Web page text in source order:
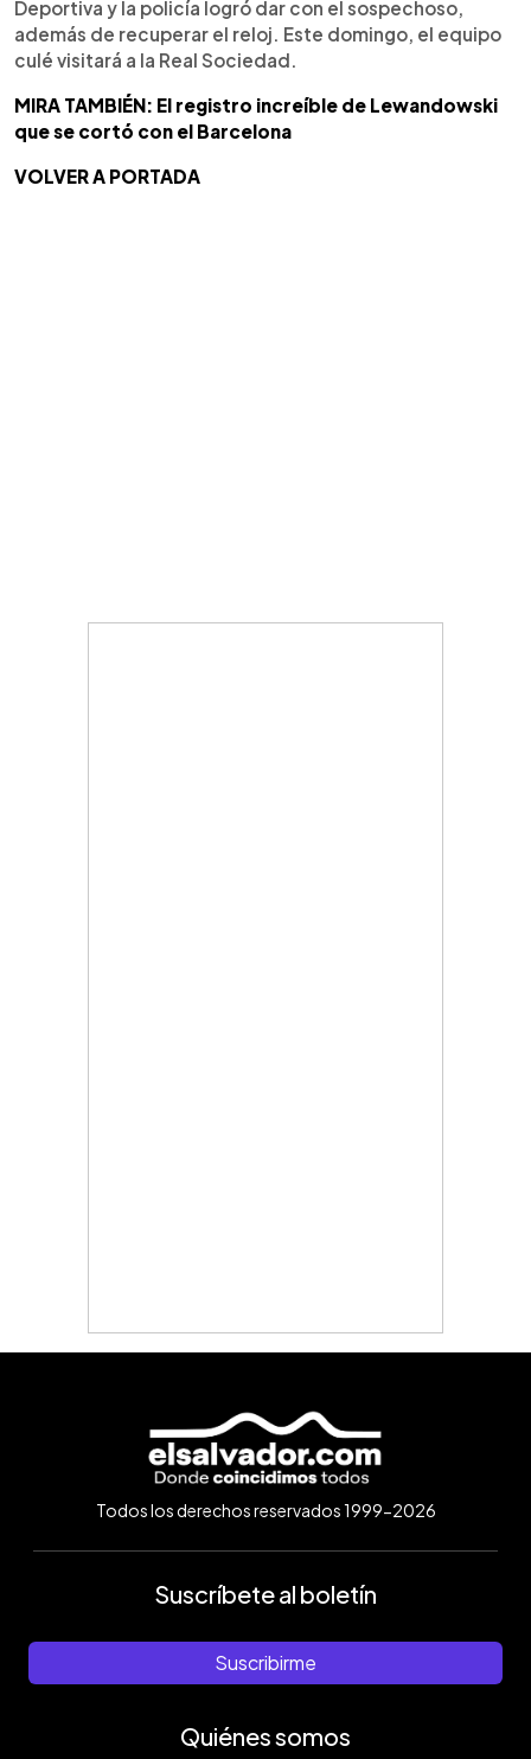
Deportiva y la policía logró dar con el sospechoso,
además de recuperar el reloj. Este domingo, el equipo
culé visitará a la Real Sociedad.
MIRA TAMBIÉN: El registro increíble de Lewandowski
que se cortó con el Barcelona
VOLVER A PORTADA
Todos los derechos reservados 1999-2026
Suscríbete al boletín
Suscribirme
Quiénes somos